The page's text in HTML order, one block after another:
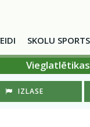
SKOLU SPORTS
IZLASE